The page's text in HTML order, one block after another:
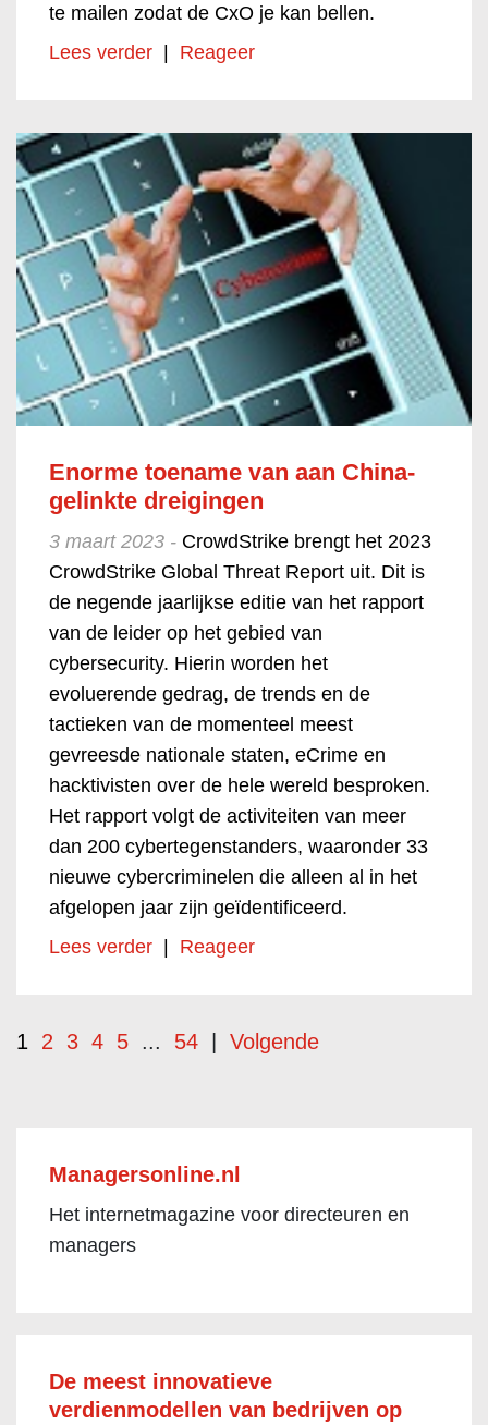
te mailen zodat de CxO je kan bellen.
Lees verder | Reageer
Enorme toename van aan China-
gelinkte dreigingen
3 maart 2023 - CrowdStrike brengt het 2023
CrowdStrike Global Threat Report uit. Dit is
de negende jaarlijkse editie van het rapport
van de leider op het gebied van
cybersecurity. Hierin worden het
evoluerende gedrag, de trends en de
tactieken van de momenteel meest
gevreesde nationale staten, eCrime en
hacktivisten over de hele wereld besproken.
Het rapport volgt de activiteiten van meer
dan 200 cybertegenstanders, waaronder 33
nieuwe cybercriminelen die alleen al in het
afgelopen jaar zijn geïdentificeerd.
Lees verder
Reageer
1 2 3 4 5 ... 54 Volgende
Managersonline.nl
Het internetmagazine voor directeuren en
managers
De meest innovatieve
verdienmodellen van bedrijven op